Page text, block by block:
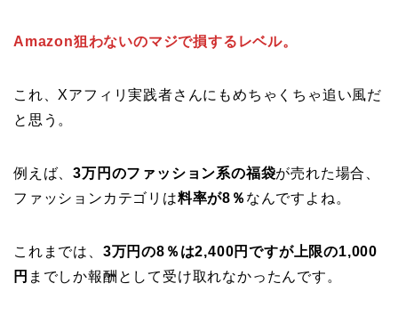
Amazon狙わないのマジで損するレベル。
これ、Xアフィリ実践者さんにもめちゃくちゃ追い風だ
と思う。
例えば、3万円のファッション系の福袋が売れた場合、
ファッションカテゴリは料率が8％ なんですよね。
これまでは、 3万円の8％は2,400円ですが上限の1,000
円 までしか報酬として受け取れなかったんです。